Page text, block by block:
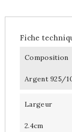
Fiche
Composition
Argent 925/
Largeur
2.4cm